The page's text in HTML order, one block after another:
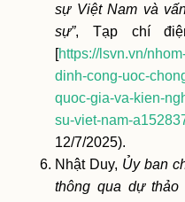
sự Việt Nam và
sự”, Tạp chí
[https://lsvn.vn/
dinh-cong-uoc-
quoc-gia-va-kien-
su-viet-nam-
12/7/2025).
Nhật Duy, Ủy ban
thông qua dự